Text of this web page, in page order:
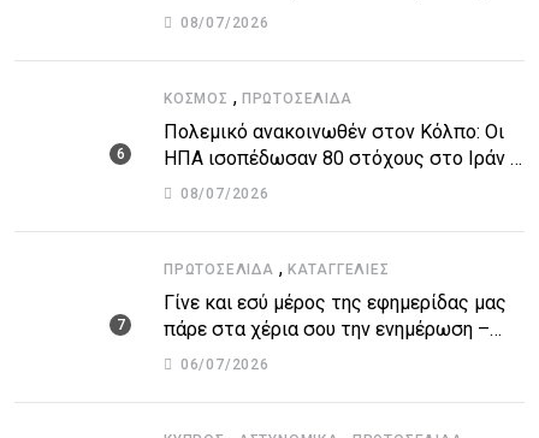
την προστασία των δανειοληπτών
08/07/2026
ΚΌΣΜΟΣ , ΠΡΩΤΟΣΈΛΙΔΑ
Πολεμικό ανακοινωθέν στον Κόλπο: Οι
ΗΠΑ ισοπέδωσαν 80 στόχους στο Ιράν –
Μπαράζ επιθέσεων σε αμερικανικές
08/07/2026
ΠΡΩΤΟΣΈΛΙΔΑ , ΚΑΤΑΓΓΕΛΙΕΣ
Γίνε και εσύ μέρος της εφημερίδας μας
πάρε στα χέρια σου την ενημέρωση –
στείλε το δικό σου άρθρο την δική σου
06/07/2026